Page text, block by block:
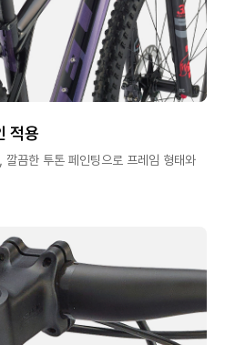
적용
끔한 투톤 페인팅으로 프레임 형태와